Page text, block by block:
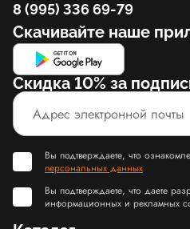
8 (995) 336 69-79
Скачивайте наше
Скидка 10% за
Вы подтверждаете, что
персональных данных
Вы подтверждаете, что даете
информационных и рекламных